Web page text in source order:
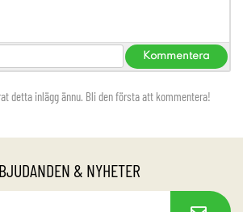
detta inlägg ännu. Bli den första att kommentera!
& NYHETER